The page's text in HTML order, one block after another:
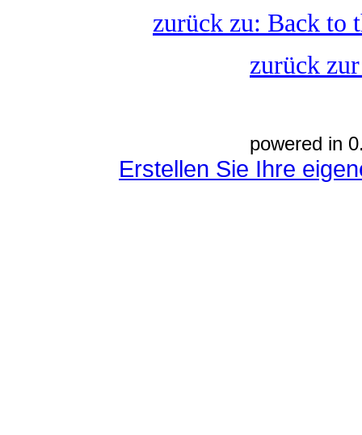
zurück zu: Back to
zurück
powered in
Erstellen Sie Ihre